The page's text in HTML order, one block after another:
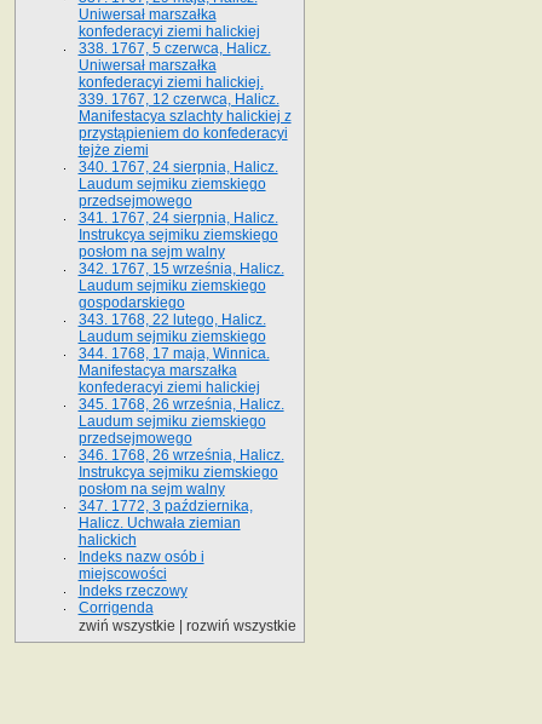
Uniwersał marszałka
konfederacyi ziemi halickiej
338. 1767, 5 czerwca, Halicz.
Uniwersał marszałka
konfederacyi ziemi halickiej.
339. 1767, 12 czerwca, Halicz.
Manifestacya szlachty halickiej z
przystąpieniem do konfederacyi
tejże ziemi
340. 1767, 24 sierpnia, Halicz.
Laudum sejmiku ziemskiego
przedsejmowego
341. 1767, 24 sierpnia, Halicz.
Instrukcya sejmiku ziemskiego
posłom na sejm walny
342. 1767, 15 września, Halicz.
Laudum sejmiku ziemskiego
gospodarskiego
343. 1768, 22 lutego, Halicz.
Laudum sejmiku ziemskiego
344. 1768, 17 maja, Winnica.
Manifestacya marszałka
konfederacyi ziemi halickiej
345. 1768, 26 września, Halicz.
Laudum sejmiku ziemskiego
przedsejmowego
346. 1768, 26 września, Halicz.
Instrukcya sejmiku ziemskiego
posłom na sejm walny
347. 1772, 3 października,
Halicz. Uchwała ziemian
halickich
Indeks nazw osób i
miejscowości
Indeks rzeczowy
Corrigenda
zwiń wszystkie
rozwiń wszystkie